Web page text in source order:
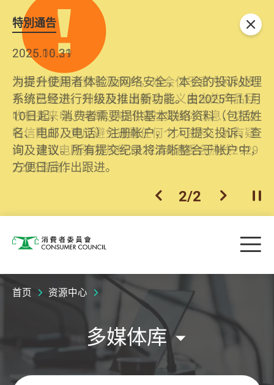
特別通告
2026.06.29
消委会提醒消费者及商户，本会仅于官方网站发
布消费警示。如接获以消委会名义发出的产品回
收相关来电、电邮、短讯或社交媒体讯息，切勿
轻信回应，更应避免透露任何个人资料。如有疑
问，请致电防骗易热线18222或消委会热线2929
2222查询。
2025.10.31
为提升使用者体验及网络安全，本会的投诉处理
系统已经进行升级及推出新功能。由2025年11月
10日起，消费者需要提供基本联络资料（包括姓
名、电邮及电话）注册帐户，才可提交投诉、查
询及建议。所有提交纪录将清晰整合于帐户中，
方便日后作出跟进。
上一个
2/2 下一个开
关闭
消费者委员会 目
首页 资源中心
多媒体库